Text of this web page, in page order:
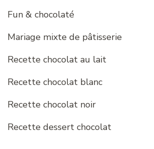
Fun & chocolaté
Mariage mixte de pâtisserie
Recette chocolat au lait
Recette chocolat blanc
Recette chocolat noir
Recette dessert chocolat